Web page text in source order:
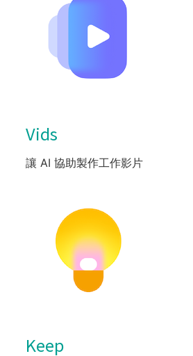
Vids
讓 AI 協助製作工作影片
Keep